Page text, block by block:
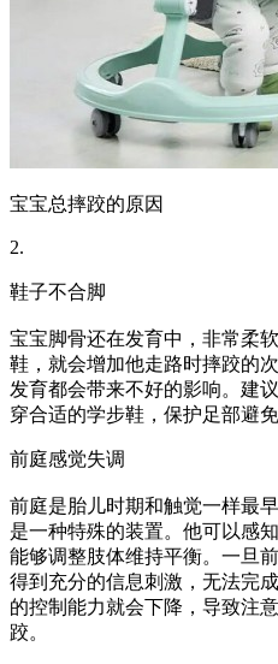
宝宝总摔跤的原因
2.
鞋子不合脚
宝宝脚骨还在发育中，非常柔
鞋，就会增加他走路时摔跤的
发育都会带来不好的影响。建
穿合适的学步鞋，保护足部避免
前庭感觉失调
前庭是胎儿时期和触觉一样最
是一种特殊的装置。他可以感
能够调整肢体维持平衡。一旦
得到充分的信息刺激，无法完
的控制能力就会下降，导致注
跤。